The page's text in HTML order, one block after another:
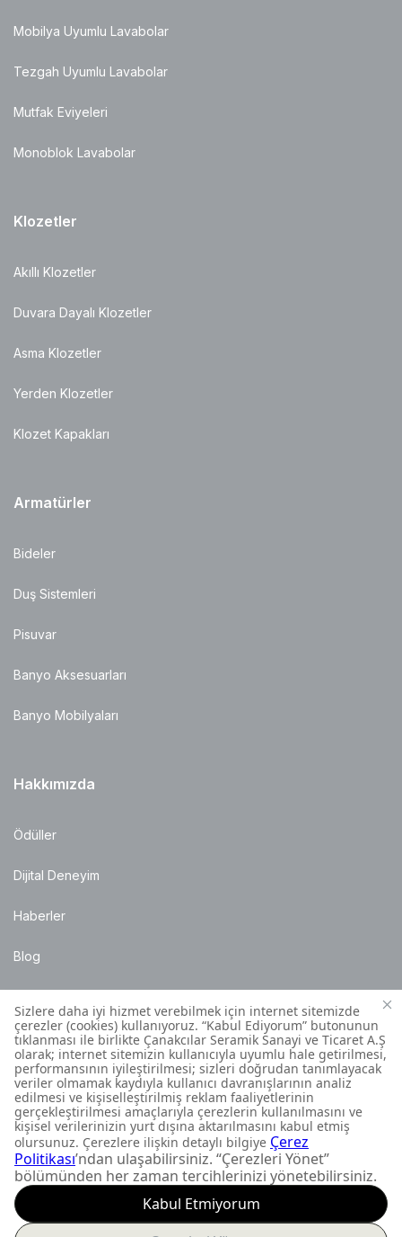
Mobilya Uyumlu Lavabolar
Tezgah Uyumlu Lavabolar
Mutfak Eviyeleri
Monoblok Lavabolar
Klozetler
Akıllı Klozetler
Duvara Dayalı Klozetler
Asma Klozetler
Yerden Klozetler
Klozet Kapakları
Armatürler
Bideler
Duş Sistemleri
Pisuvar
Banyo Aksesuarları
Banyo Mobilyaları
Hakkımızda
Ödüller
Dijital Deneyim
Haberler
Blog
Satış Noktaları
Montaj Bilgileri
Müşteri İletişim Merkezi